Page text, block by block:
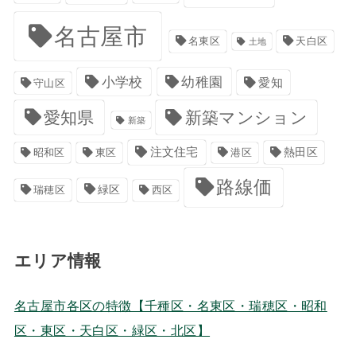
名古屋市 名東区 土地 天白区
守山区 小学校 幼稚園 愛知
愛知県 新築 新築マンション
昭和区 東区 注文住宅 港区 熱田区
瑞穂区 緑区 西区 路線価
エリア情報
名古屋市各区の特徴【千種区・名東区・瑞穂区・昭和
区・東区・天白区・緑区・北区】